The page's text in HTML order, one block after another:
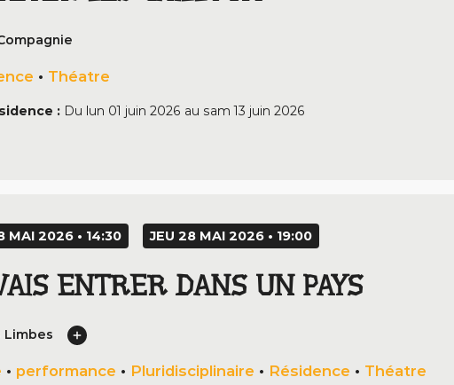
• Théatre
: Du lun 01 juin 2026 au sam 13 juin 2026
MAI 2026 • 14:30 JEU 28 MAI 2026 • 19:00
ENTRER DANS UN PAYS
Limbes
• performance • Pluridisciplinaire • Résidence • Théatre